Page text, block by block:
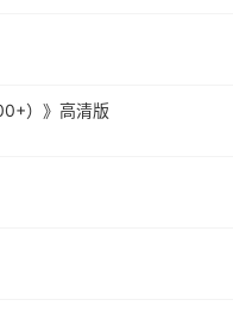
）》高清版